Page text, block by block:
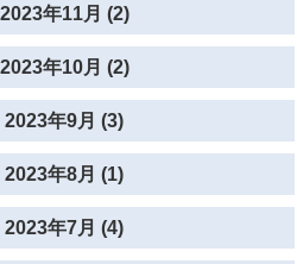
2023年11月 (2)
2023年10月 (2)
2023年9月 (3)
2023年8月 (1)
2023年7月 (4)